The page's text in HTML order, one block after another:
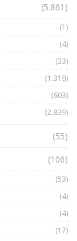
(5.861)
(1)
(4)
(33)
(1.319)
(603)
(2.839)
(55)
(106)
(53)
(4)
(4)
(17)